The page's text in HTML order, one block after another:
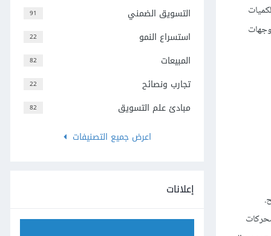
91 التسويق الضمني
22 استسراع النمو
82 المبيعات
22 تجارب ونصائح
82
مبادئ علم التسويق
اعرض جميع التصنيفات
إعلانات